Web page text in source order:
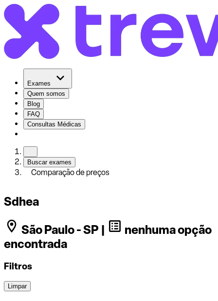
Exames
Quem somos
Blog
FAQ
Consultas Médicas
Buscar exames
Comparação de preços
Sdhea
São Paulo - SP |
nenhuma opção
encontrada
Filtros
Limpar